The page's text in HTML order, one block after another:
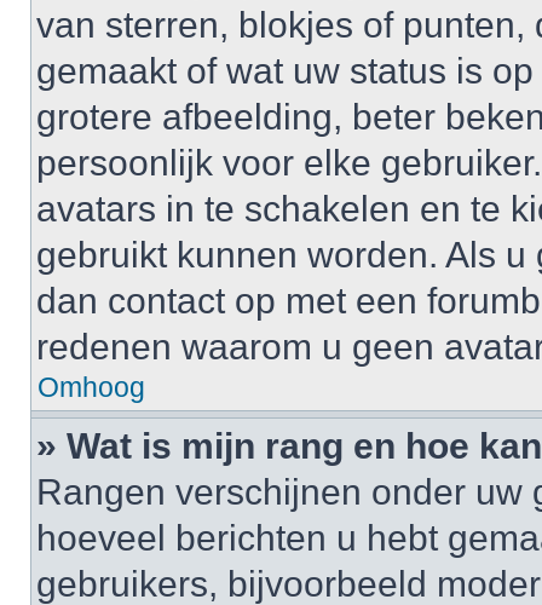
van sterren, blokjes of
gemaakt of wat uw status is
grotere afbeelding, beter
persoonlijk voor elke
avatars in te schakelen en te
gebruikt kunnen worden. Als
dan contact op met een
redenen waarom u geen
Omhoog
» Wat is mijn rang en hoe
Rangen verschijnen onder uw
hoeveel berichten u hebt
gebruikers, bijvoorbeeld